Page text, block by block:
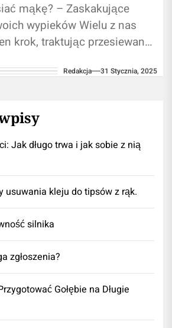
mąkę? – Zaskakujące
wypieków Wielu z nas
krok, traktując przesiewanie
Redakcja 31 Stycznia, 2025
Jak długo trwa i jak sobie z nią
usuwania kleju do tipsów z rąk.
silnika
zgłoszenia?
Gołębie na Długie